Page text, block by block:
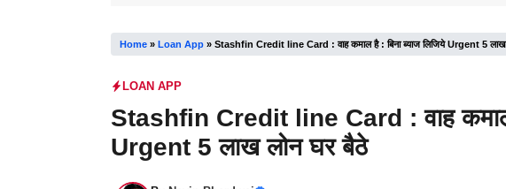
Home» Loan App» Stashfin Credit line Card : वाह कमाल है : बिना ब्याज लिजिये Urgent 5 लाख
LOAN APP
Stashfin Credit line Card : वाह कमाल
Urgent 5 लाख लोन घर बैठे